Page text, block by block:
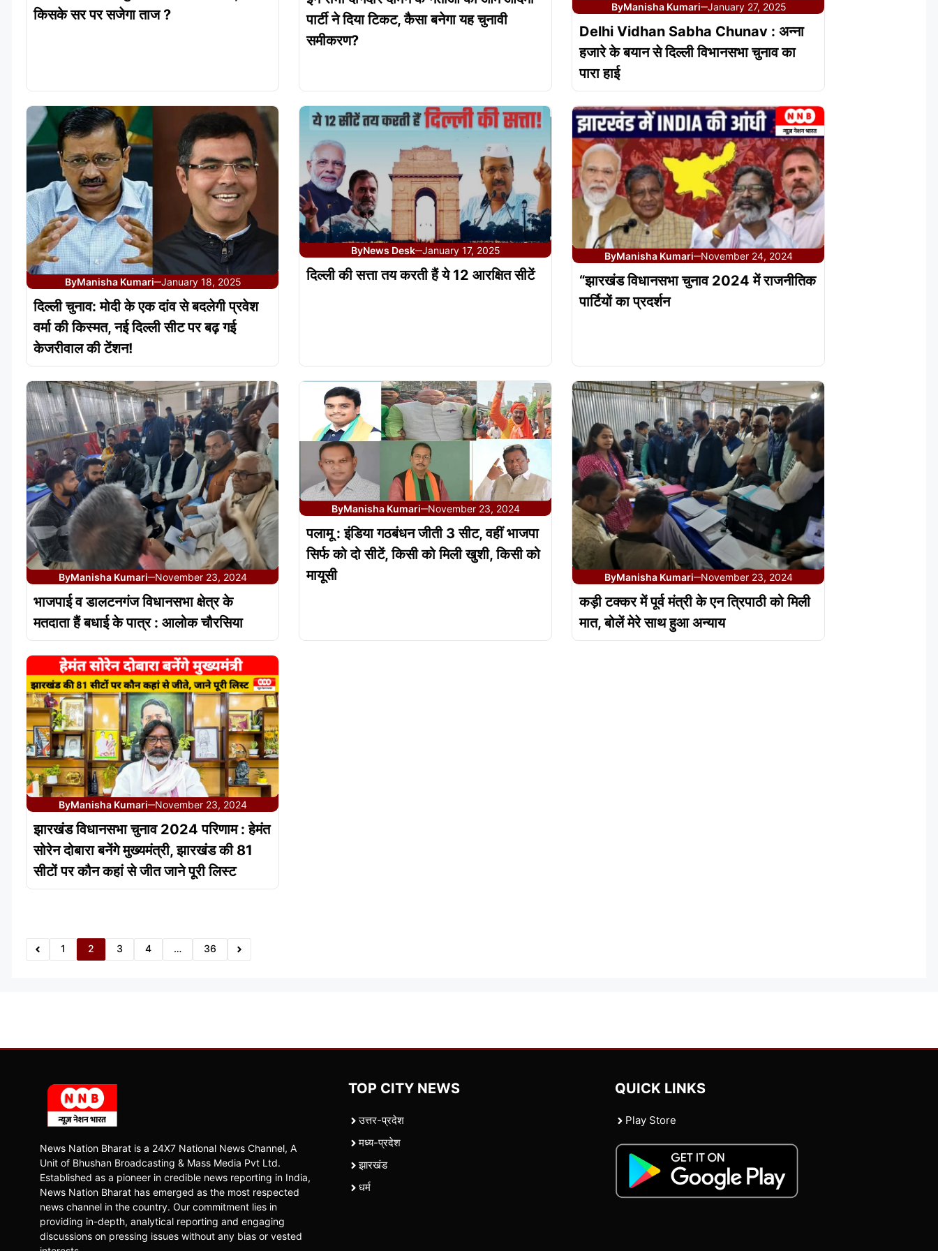
किसके सर पर सजेगा ताज ?
पार्टी ने दिया टिकट, कैसा बनेगा यह चुनावी
समीकरण?
ByManisha Kumari—January 27, 2025
Delhi Vidhan Sabha Chunav : अन्ना
हजारे के बयान से दिल्ली विभानसभा चुनाव का
पारा हाई
ByManisha Kumari—January 18, 2025
दिल्ली चुनाव: मोदी के एक दांव से बदलेगी प्रवेश
वर्मा की किस्मत, नई दिल्ली सीट पर बढ़ गई
केजरीवाल की टेंशन!
ByNews Desk—January 17, 2025
दिल्ली की सत्ता तय करती हैं ये 12 आरक्षित सीटें
ByManisha Kumari—November 24, 2024
“झारखंड विधानसभा चुनाव 2024 में राजनीतिक
पार्टियों का प्रदर्शन
ByManisha Kumari—November 23, 2024
भाजपाई व डालटनगंज विधानसभा क्षेत्र के
मतदाता हैं बधाई के पात्र : आलोक चौरसिया
ByManisha Kumari—November 23, 2024
पलामू : इंडिया गठबंधन जीती 3 सीट, वहीं भाजपा
सिर्फ को दो सीटें, किसी को मिली खुशी, किसी को
मायूसी
ByManisha Kumari—November 23, 2024
कड़ी टक्कर में पूर्व मंत्री के एन त्रिपाठी को मिली
मात, बोलें मेरे साथ हुआ अन्याय
ByManisha Kumari—November 23, 2024
झारखंड विधानसभा चुनाव 2024 परिणाम : हेमंत
सोरेन दोबारा बनेंगे मुख्यमंत्री, झारखंड की 81
सीटों पर कौन कहां से जीत जाने पूरी लिस्ट
1 2 3 4 … 36
News Nation Bharat is a 24X7 National News Channel, A
Unit of Bhushan Broadcasting & Mass Media Pvt Ltd.
Established as a pioneer in credible news reporting in India,
News Nation Bharat has emerged as the most respected
news channel in the country. Our commitment lies in
providing in-depth, analytical reporting and engaging
discussions on pressing issues without any bias or vested
TOP CITY NEWS
उत्तर-प्रदेश
मध्य-प्रदेश
झारखंड
धर्म
QUICK LINKS
Play Store